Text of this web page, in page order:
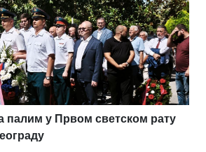
палим у Првом светском рату